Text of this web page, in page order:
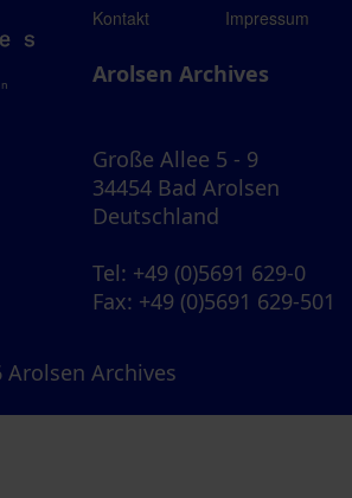
Kontakt Impressum
Arolsen Archives
Große Allee 5 - 9
34454 Bad Arolsen
Deutschland
Tel: +49 (0)5691 629-0
Fax: +49 (0)5691 629-501
Archives